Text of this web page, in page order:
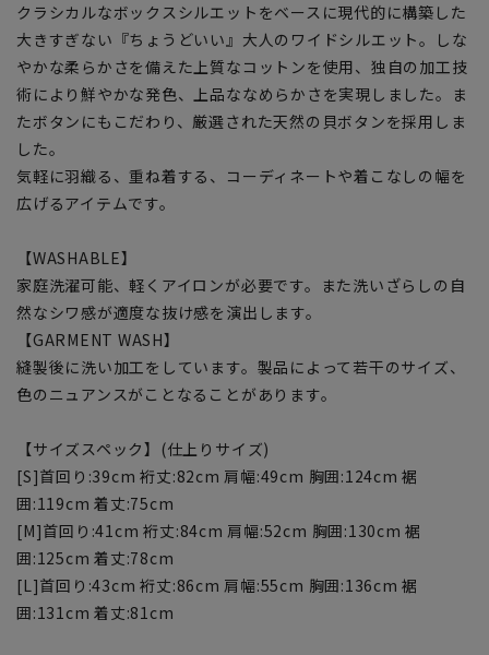
クラシカルなボックスシルエットをベースに現代的に構築した
大きすぎない『ちょうどいい』大人のワイドシルエット。しな
やかな柔らかさを備えた上質なコットンを使用、独自の加工技
術により鮮やかな発色、上品ななめらかさを実現しました。ま
たボタンにもこだわり、厳選された天然の貝ボタンを採用しま
した。
気軽に羽織る、重ね着する、コーディネートや着こなしの幅を
広げるアイテムです。
【WASHABLE】
家庭洗濯可能、軽くアイロンが必要です。また洗いざらしの自
然なシワ感が適度な抜け感を演出します。
【GARMENT WASH】
縫製後に洗い加工をしています。製品によって若干のサイズ、
色のニュアンスがことなることがあります。
【サイズスペック】(仕上りサイズ)
[S]首回り:39cm 裄丈:82cm 肩幅:49cm 胸囲:124cm 裾
囲:119cm 着丈:75cm
[M]首回り:41cm 裄丈:84cm 肩幅:52cm 胸囲:130cm 裾
囲:125cm 着丈:78cm
[L]首回り:43cm 裄丈:86cm 肩幅:55cm 胸囲:136cm 裾
囲:131cm 着丈:81cm